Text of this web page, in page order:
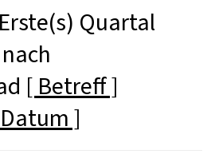
Quartal
[ Betreff ]
]